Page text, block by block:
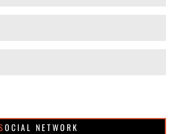
SOCIAL NETWORK